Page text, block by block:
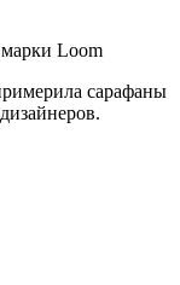
Loom
сарафаны